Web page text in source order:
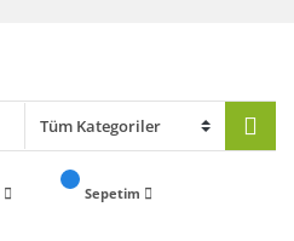
Sepetim